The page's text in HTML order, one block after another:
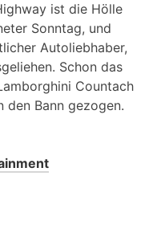
ist die Hölle
Sonntag, und
Autoliebhaber,
Schon das
Countach
Bann gezogen.